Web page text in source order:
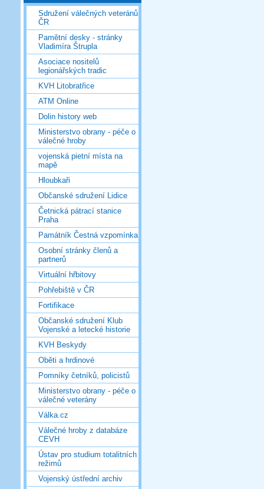
Sdružení válečných veteránů
ČR
Pamětní desky - stránky
Vladimíra Štrupla
Asociace nositelů
legionářských tradic
KVH Litobratřice
ATM Online
Dolin history web
Ministerstvo obrany - péče o
válečné hroby
vojenská pietní místa na
mapě
Hloubkaři
Občanské sdružení Lidice
Četnická pátrací stanice
Praha
Památník Čestná vzpomínka
Osobní stránky členů a
partnerů
Virtuální hřbitovy
Pohřebiště v ČR
Fortifikace
Občanské sdružení Klub
Vojenské a letecké historie
KVH Beskydy
Oběti a hrdinové
Pomníky četníků, policistů
Ministerstvo obrany - péče o
válečné veterány
Válka.cz
Válečné hroby z databáze
CEVH
Ústav pro studium totalitních
režimů
Vojenský ústřední archiv